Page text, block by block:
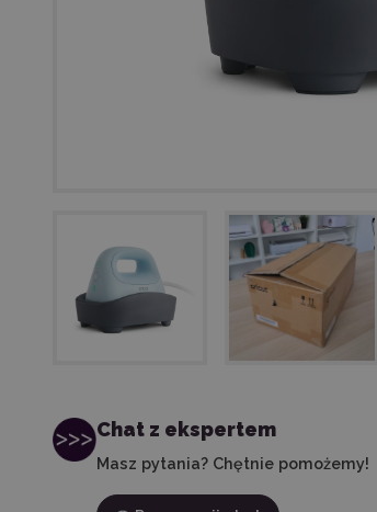
Chat z ekspertem
Masz pytania? Chętnie pomożemy!